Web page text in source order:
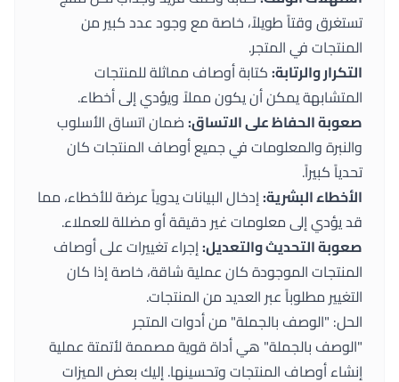
تستغرق وقتاً طويلاً، خاصة مع وجود عدد كبير من
المنتجات في المتجر.
التكرار والرتابة:كتابة أوصاف مماثلة للمنتجات
المتشابهة يمكن أن يكون مملاً ويؤدي إلى أخطاء.
صعوبة الحفاظ على الاتساق:ضمان اتساق الأسلوب
والنبرة والمعلومات في جميع أوصاف المنتجات كان
تحدياً كبيراً.
الأخطاء البشرية:إدخال البيانات يدوياً عرضة للأخطاء، مما
قد يؤدي إلى معلومات غير دقيقة أو مضللة للعملاء.
صعوبة التحديث والتعديل:إجراء تغييرات على أوصاف
المنتجات الموجودة كان عملية شاقة، خاصة إذا كان
التغيير مطلوباً عبر العديد من المنتجات.
الحل: "الوصف بالجملة" من أدوات المتجر
"الوصف بالجملة" هي أداة قوية مصممة لأتمتة عملية
إنشاء أوصاف المنتجات وتحسينها. إليك بعض الميزات